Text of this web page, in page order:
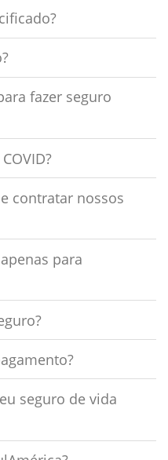
fazer seguro
contratar nossos
para
seguro de vida